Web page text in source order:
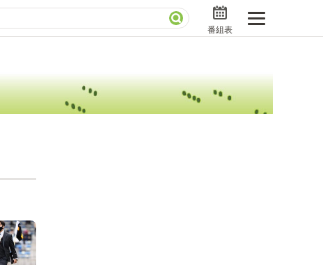
番組表
3分で読める！『ザ・リーダー』たちの泣き笑い
MBSラグビーダイアリー